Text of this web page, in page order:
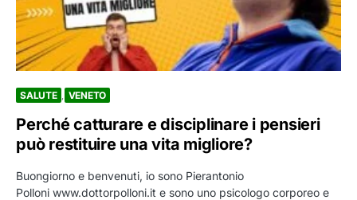
SALUTE VENETO
Perché catturare e disciplinare i pensieri
può restituire una vita migliore?
Buongiorno e benvenuti, io sono Pierantonio
Polloni www.dottorpolloni.it e sono uno psicologo corporeo e